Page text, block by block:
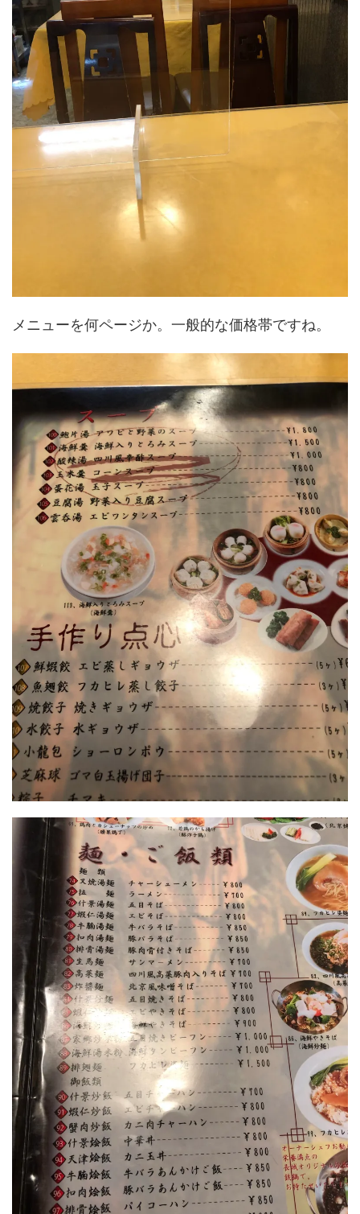
メニューを何ページか。一般的な価格帯ですね。